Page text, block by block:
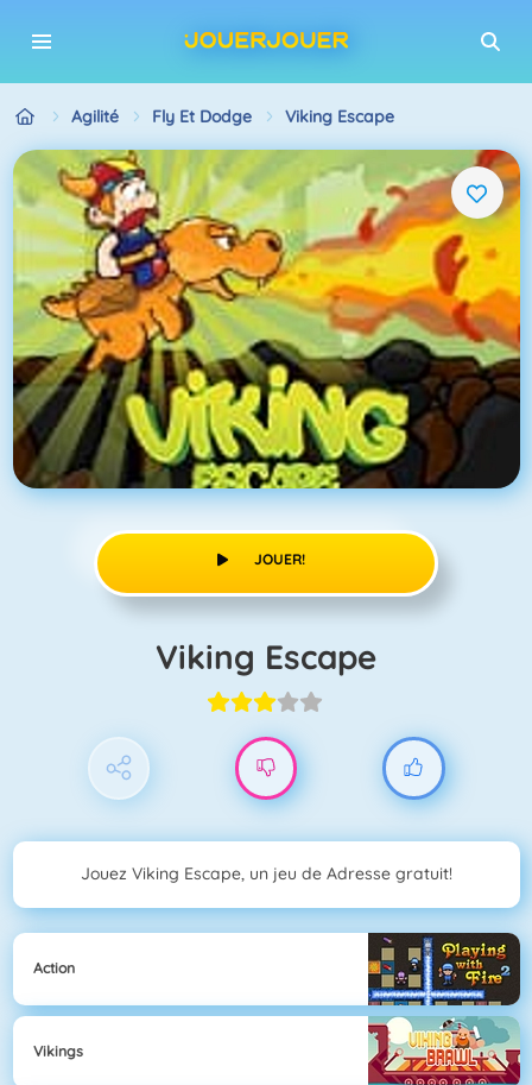
Agilité Fly Et Dodge Viking Escape
JOUER!
Viking Escape
Jouez Viking Escape, un jeu de Adresse gratuit!
Action
Vikings